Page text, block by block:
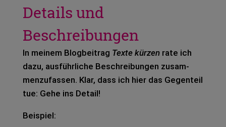
Details und
Beschreibungen
In mei­nem Blog­bei­trag Texte kür­zen rate ich
dazu, aus­führ­li­che Beschrei­bun­gen zusam­
men­zu­fas­sen. Klar, dass ich hier das Gegen­teil
tue: Gehe ins Detail!
Bei­spiel: